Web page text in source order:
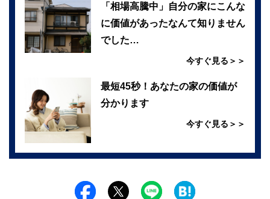
「相場高騰中」自分の家にこんな
に価値があったなんて知りません
でした…
今すぐ見る＞＞
最短45秒！あなたの家の価値が
分かります
今すぐ見る＞＞